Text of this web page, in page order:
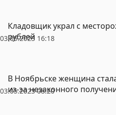
03.05.2023 16:18
Кладовщик украл с
рублей
03.05.2023 08:20
В Ноябрьске женщина
из-за незаконного